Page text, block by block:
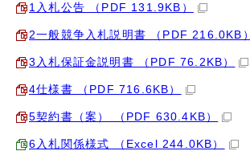
1入札公告 （PDF 131.9KB）
2一般競争入札説明書 （PDF 216.0KB）
3入札保証金説明書 （PDF 76.2KB）
4仕様書 （PDF 716.6KB）
5契約書（案） （PDF 630.4KB）
6入札関係様式 （Excel 244.0KB）